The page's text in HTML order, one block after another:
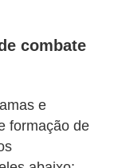
combate
e
formação de